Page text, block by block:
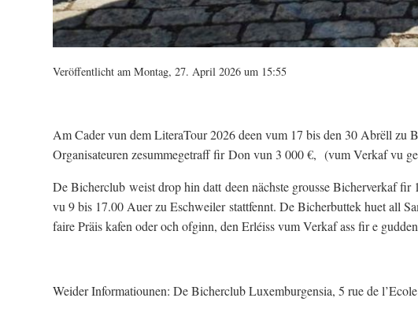
Veröffentlicht am Montag, 27. April 2026 um 15:55
Am Cader vun dem LiteraTour 2026 deen vum 17 bis den 30 Abrëll zu
Organisateuren zesummegetraff fir Don vun 3 000 €, (vum Verkaf vu
De Bicherclub weist drop hin datt deen nächste grousse Bicherverkaf
vu 9 bis 17.00 Auer zu Eschweiler stattfennt. De Bicherbuttek huet all
faire Präis kafen oder och ofginn, den Erléiss vum Verkaf ass fir e
Weider Informatiounen: De Bicherclub Luxemburgensia, 5 rue de